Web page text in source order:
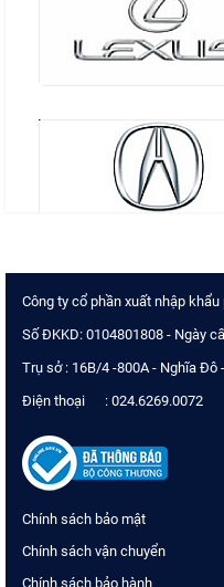
Công ty cổ phần xuất nhập
Số ĐKKD: 0104801808 - Ngày
Trụ sở : 16B/4 -800A - Nghĩa Đô
Điện thoại : 024.6269.0072
Chính sách bảo mật
Chính sách vận chuyển
Chính sách bảo hành